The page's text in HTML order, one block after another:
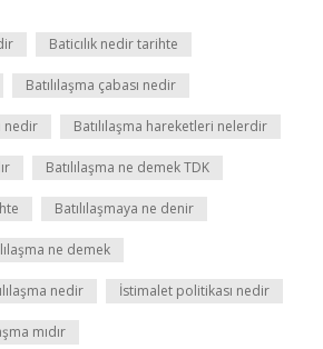
Baticılık nedir tarihte
Batılılaşma çabası nedir
nedir Batılılaşma hareketleri nelerdir
Batılılaşma ne demek TDK
Batılılaşmaya ne denir
ne demek
nedir İstimalet politikası nedir
mıdır